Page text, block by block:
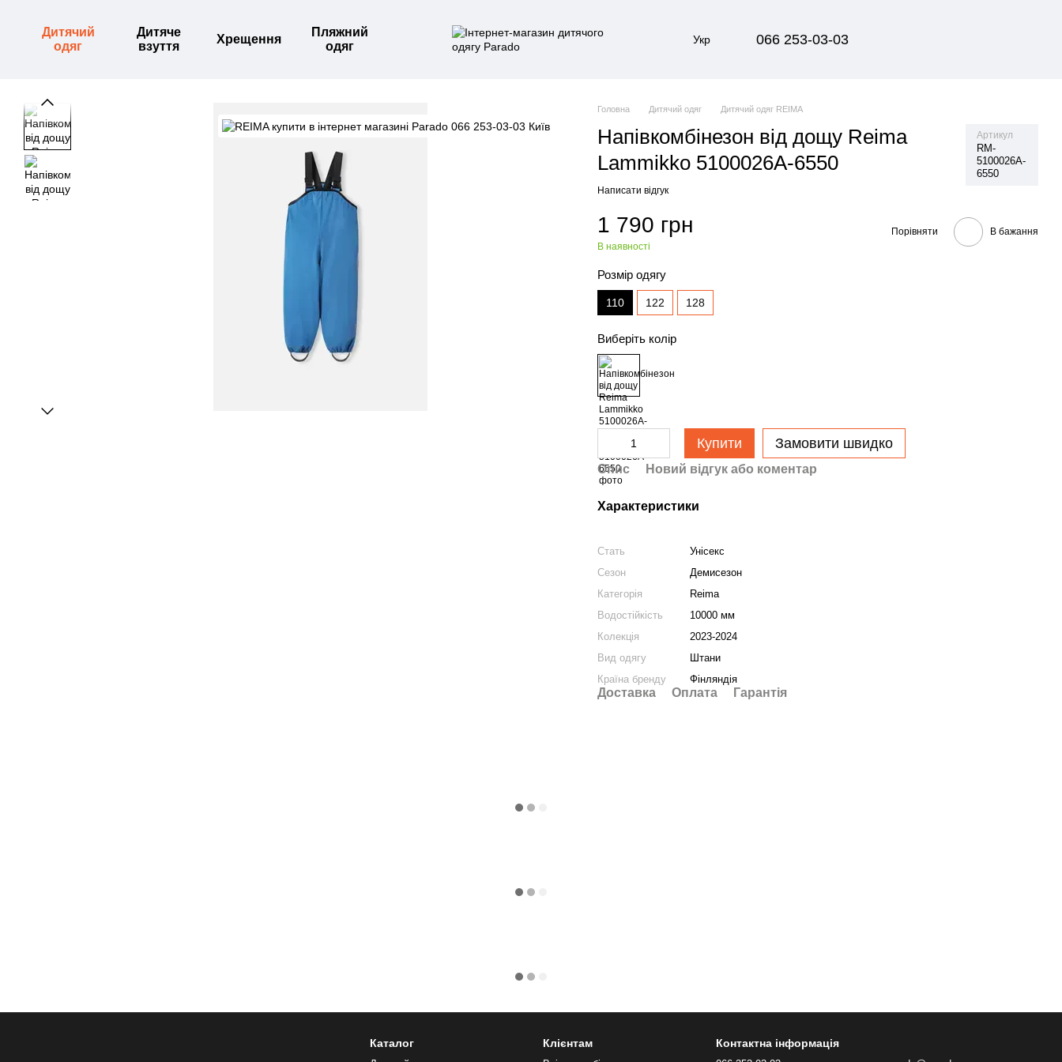
Дитячий
одяг
Дитяче
взуття
Хрещення
Пляжний
одяг
Укр 066 253-03-03
Головна Дитячий одяг Дитячий одяг REIMA
Напівкомбінезон від дощу Reima
Lammikko 5100026A-6550
Артикул
RM-
5100026A-
6550
Написати відгук
1 790 грн
В наявності
Порівняти В бажання
Розмір одягу
110 122 128
Виберіть колір
Купити Замовити швидко
Опис Новий відгук або коментар
Характеристики
Стать
Унісекс
Сезон
Демисезон
Категорія
Reima
Водостійкість
10000 мм
Колекція
2023-2024
Вид одягу
Штани
Країна бренду
Фінляндія
Доставка Оплата Гарантія
Каталог Клієнтам Контактна інформація